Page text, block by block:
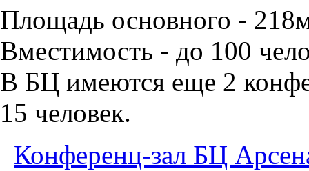
Площадь основного -
Вместимость - до 100
В БЦ имеются еще 2
15 человек.
Конференц-зал БЦ